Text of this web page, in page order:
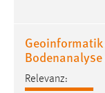
Relevanz:
Statistik
Diese
unsere